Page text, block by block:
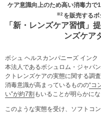
ケア意識向上のため高い消毒力で
※2 を販売する
「新・レンズケア習慣」
ンズケア
ボシュ ヘルスカンパニーズ イン
本法人であるボシュロム・ジャパ
クトレンズケアの実態に関する調
消毒意識が高まっているものの“コ
い”が約7割もいることが明らかにな
このような実態を受け、ソフトコ